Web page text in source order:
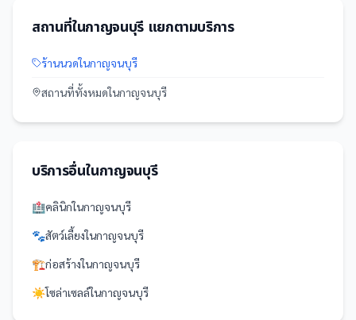
สถานที่ในกาญจนบุรีแยกตามบริการ
ร้านนวดในกาญจนบุรี
สถานที่ทั้งหมดในกาญจนบุรี
บริการอื่นในกาญจนบุรี
🏥คลินิกในกาญจนบุรี
🐾สัตว์เลี้ยงในกาญจนบุรี
🏗️ก่อสร้างในกาญจนบุรี
☀️โซล่าเซลล์ในกาญจนบุรี